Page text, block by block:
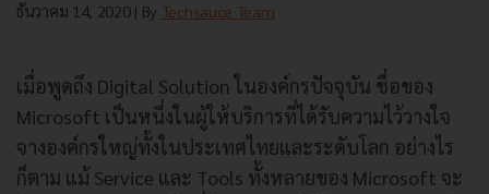
ธันวาคม 14, 2020 | By Techsauce Team
เมื่อพูดถึง Digital Solution ในองค์กรปัจจุบัน ชื่อของ
Microsoft เป็นหนึ่งในผู้ให้บริการที่ได้รับความไว้วางใจ
จางองค์กรใหญ่ทั้งในประเทศไทยและระดับโลก อย่างไร
ก็ตาม แม้ Service และ Tools ทั้งหลายของ Microsoft จะ